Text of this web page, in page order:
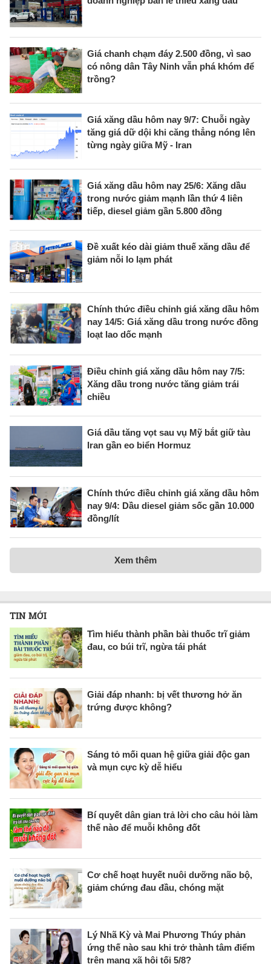
Giá chanh chạm đáy 2.500 đồng, vì sao
có nông dân Tây Ninh vẫn phá khóm để
trồng?
Giá xăng dầu hôm nay 9/7: Chuỗi ngày
tăng giá dữ dội khi căng thẳng nóng lên
từng ngày giữa Mỹ - Iran
Giá xăng dầu hôm nay 25/6: Xăng dầu
trong nước giảm mạnh lần thứ 4 liên
tiếp, diesel giảm gần 5.800 đồng
Đề xuất kéo dài giảm thuế xăng dầu để
giảm nỗi lo lạm phát
Chính thức điều chỉnh giá xăng dầu hôm
nay 14/5: Giá xăng dầu trong nước đồng
loạt lao dốc mạnh
Điều chỉnh giá xăng dầu hôm nay 7/5:
Xăng dầu trong nước tăng giảm trái
chiều
Giá dầu tăng vọt sau vụ Mỹ bắt giữ tàu
Iran gần eo biển Hormuz
Chính thức điều chỉnh giá xăng dầu hôm
nay 9/4: Dầu diesel giảm sốc gần 10.000
đồng/lít
Xem thêm
TIN MỚI
Tìm hiểu thành phần bài thuốc trĩ giảm
đau, co búi trĩ, ngừa tái phát
Giải đáp nhanh: bị vết thương hở ăn
trứng được không?
Sáng tỏ mối quan hệ giữa giải độc gan
và mụn cực kỳ dễ hiểu
Bí quyết dân gian trả lời cho câu hỏi làm
thế nào để muỗi không đốt
Cơ chế hoạt huyết nuôi dưỡng não bộ,
giảm chứng đau đầu, chóng mặt
Lý Nhã Kỳ và Mai Phương Thúy phản
ứng thế nào sau khi trở thành tâm điểm
trên mạng xã hội tối 5/8?